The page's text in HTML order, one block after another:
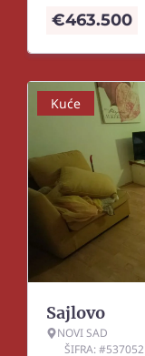
€463.500
Kuće
Sajlovo
NOVI SAD
ŠIFRA: #537052